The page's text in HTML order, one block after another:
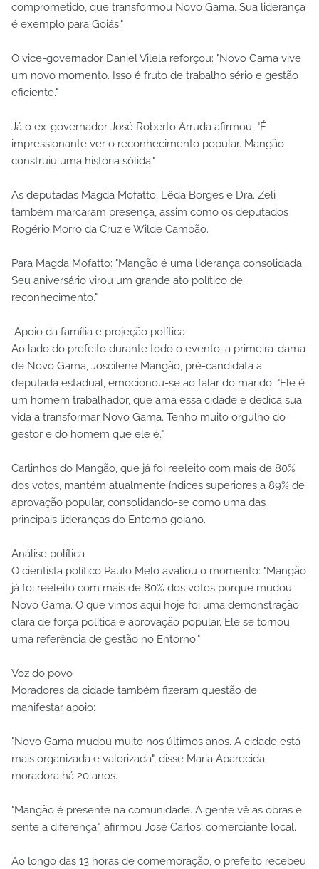
comprometido, que transformou Novo Gama. Sua liderança
é exemplo para Goiás."
O vice-governador Daniel Vilela reforçou: "Novo Gama vive
um novo momento. Isso é fruto de trabalho sério e gestão
eficiente."
Já o ex-governador José Roberto Arruda afirmou: "É
impressionante ver o reconhecimento popular. Mangão
construiu uma história sólida."
As deputadas Magda Mofatto, Lêda Borges e Dra. Zeli
também marcaram presença, assim como os deputados
Rogério Morro da Cruz e Wilde Cambão.
Para Magda Mofatto: "Mangão é uma liderança consolidada.
Seu aniversário virou um grande ato político de
reconhecimento."
Apoio da família e projeção política
Ao lado do prefeito durante todo o evento, a primeira-dama
de Novo Gama, Joscilene Mangão, pré-candidata a
deputada estadual, emocionou-se ao falar do marido: "Ele é
um homem trabalhador, que ama essa cidade e dedica sua
vida a transformar Novo Gama. Tenho muito orgulho do
gestor e do homem que ele é."
Carlinhos do Mangão, que já foi reeleito com mais de 80%
dos votos, mantém atualmente índices superiores a 89% de
aprovação popular, consolidando-se como uma das
principais lideranças do Entorno goiano.
Análise política
O cientista político Paulo Melo avaliou o momento: "Mangão
já foi reeleito com mais de 80% dos votos porque mudou
Novo Gama. O que vimos aqui hoje foi uma demonstração
clara de força política e aprovação popular. Ele se tornou
uma referência de gestão no Entorno."
Voz do povo
Moradores da cidade também fizeram questão de
manifestar apoio:
"Novo Gama mudou muito nos últimos anos. A cidade está
mais organizada e valorizada", disse Maria Aparecida,
moradora há 20 anos.
"Mangão é presente na comunidade. A gente vê as obras e
sente a diferença", afirmou José Carlos, comerciante local.
Ao longo das 13 horas de comemoração, o prefeito recebeu